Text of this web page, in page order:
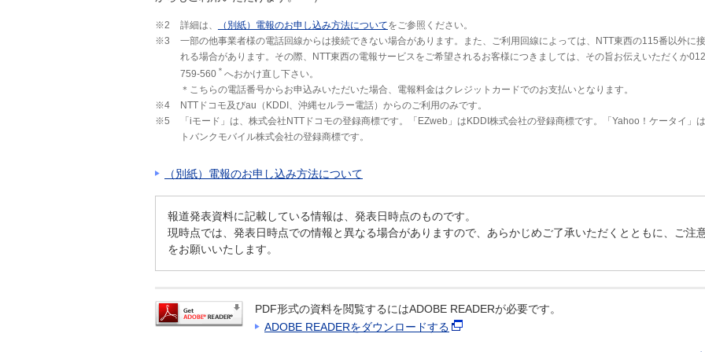
※2 詳細は、 （別紙）電報のお申し込み方法についてをご参照ください。
※3
一部の他事業者様の電話回線からは接続できない場合があります。また、ご利用回線によっては、NTT東西の115番以外に
れる場合があります。その際、NTT東西の電報サービスをご希望されるお客様につきましては、その旨お伝えいただくか
759-560 ＊ へおかけ直し下さい。
＊こちらの電話番号からお申込みいただいた場合、電報料金はクレジットカードでのお支払いとなります。
※4
NTTドコモ及びau（KDDI、沖縄セルラー電話）からのご利用のみです。
※5
「iモード」は、株式会社NTTドコモの登録商標です。「EZweb」はKDDI株式会社の登録商標です。「Yahoo！ケータイ」
トバンクモバイル株式会社の登録商標です。
（別紙）電報のお申し込み方法について
報道発表資料に記載している情報は、発表日時点のものです。
現時点では、発表日時点での情報と異なる場合がありますので、あらかじめご了承いただくとともに、ご注
をお願いいたします。
PDF形式の資料を閲覧するにはADOBE READERが必要です。
ADOBE READERをダウンロードする